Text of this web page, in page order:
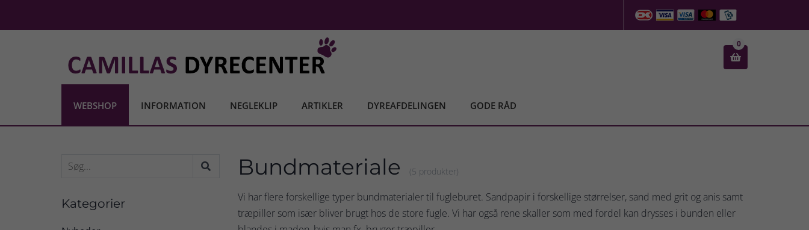

0
WEBSHOP INFORMATION NEGLEKLIP ARTIKLER DYREAFDELINGEN GODE RÅD
Kategorier
Bundmateriale (5 produkter)
Vi har flere forskellige typer bundmaterialer til fugleburet. Sandpapir i forskellige størrelser, sand med grit og anis samt
træpiller som især bliver brugt hos de store fugle. Vi har også rene skaller som med fordel kan drysses i bunden eller